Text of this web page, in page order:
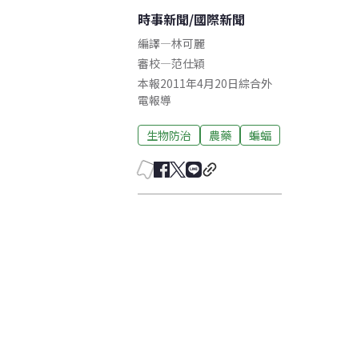
時事新聞/國際新聞
編譯—林可麗
審校—范仕穎
本報2011年4月20日綜合外
電報導
生物防治 農藥 蝙蝠